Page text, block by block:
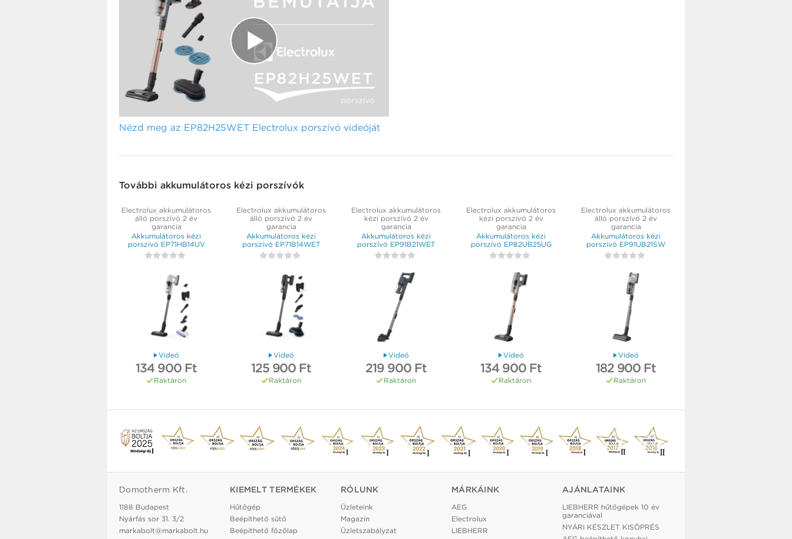
Nézd meg az EP82H25WET Electrolux porszívó videóját
További akkumulátoros kézi porszívók
Electrolux akkumulátoros
álló porszívó 2 év
garancia
Akkumulátoros kézi
porszívó EP71HB14UV
Videó
134 900 Ft
Raktáron
Electrolux akkumulátoros
álló porszívó 2 év
garancia
Akkumulátoros kézi
porszívó EP71B14WET
Videó
125 900 Ft
Raktáron
Electrolux akkumulátoros
kézi porszívó 2 év
garancia
Akkumulátoros kézi
porszívó EP91B21WET
Videó
219 900 Ft
Raktáron
Electrolux akkumulátoros
kézi porszívó 2 év
garancia
Akkumulátoros kézi
porszívó EP82UB25UG
Videó
134 900 Ft
Raktáron
Electrolux akkumulátoros
álló porszívó 2 év
garancia
Akkumulátoros kézi
porszívó EP91UB21SW
Videó
182 900 Ft
Raktáron
Domotherm Kft.
1188 Budapest
Nyárfás sor 31. 3/2
markabolt@markabolt.hu
KIEMELT TERMÉKEK
Hűtőgép
Beépíthető sütő
Beépíthető főzőlap
RÓLUNK
Üzleteink
Magazin
Üzletszabályzat
MÁRKÁINK
AEG
Electrolux
LIEBHERR
AJÁNLATAINK
LIEBHERR hűtőgépek 10 év
garanciával
NYÁRI KÉSZLET KISÖPRÉS